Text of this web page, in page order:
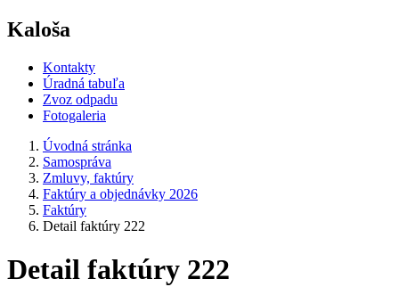
Kaloša
Kontakty
Úradná tabuľa
Zvoz odpadu
Fotogaleria
Úvodná stránka
Samospráva
Zmluvy, faktúry
Faktúry a objednávky 2026
Faktúry
Detail faktúry 222
Detail faktúry 222